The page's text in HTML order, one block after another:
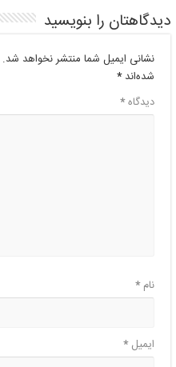
دیدگاهتان را بنویسید
نشانی ایمیل شما منتشر نخواهد شد.
شده‌اند*
دیدگاه*
نام*
ایمیل*